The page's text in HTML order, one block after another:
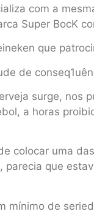
com a
Super BocK
que
de
surge, nos
a horas
colocar uma
parecia que
mínimo de